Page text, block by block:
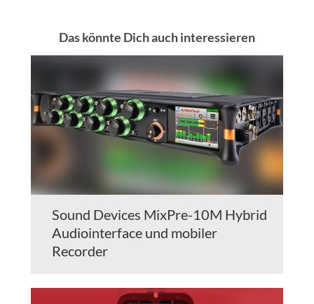
Das könnte Dich auch interessieren
Sound Devices MixPre-10M Hybrid
Audiointerface und mobiler
Recorder